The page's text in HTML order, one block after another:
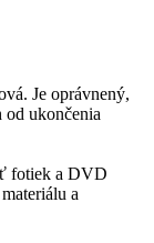
Je oprávnený,
od ukončenia
fotiek a DVD
a